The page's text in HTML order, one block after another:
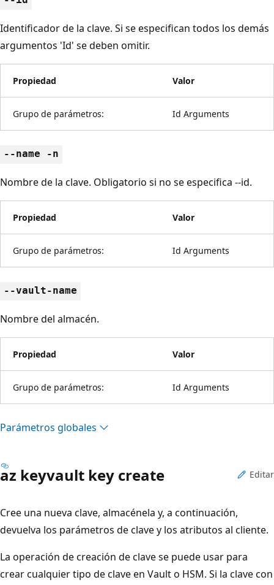
Identificador de la clave. Si se especifican todos los demás
argumentos 'Id' se deben omitir.
Propiedad Valor
Grupo de parámetros: Id Arguments
--name -n
Nombre de la clave. Obligatorio si no se especifica --id.
Propiedad Valor
Grupo de parámetros: Id Arguments
--vault-name
Nombre del almacén.
Propiedad Valor
Grupo de parámetros: Id Arguments
Parámetros globales
az keyvault key create Editar
Cree una nueva clave, almacénela y, a continuación,
devuelva los parámetros de clave y los atributos al cliente.
La operación de creación de clave se puede usar para
crear cualquier tipo de clave en Vault o HSM. Si la clave con